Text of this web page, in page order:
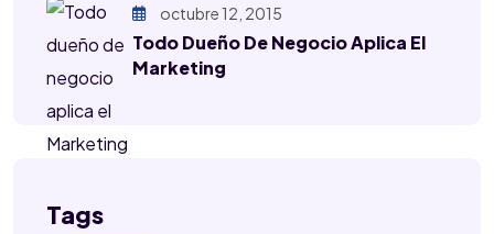
octubre 12, 2015
Todo Dueño De Negocio Aplica El
Marketing
Tags